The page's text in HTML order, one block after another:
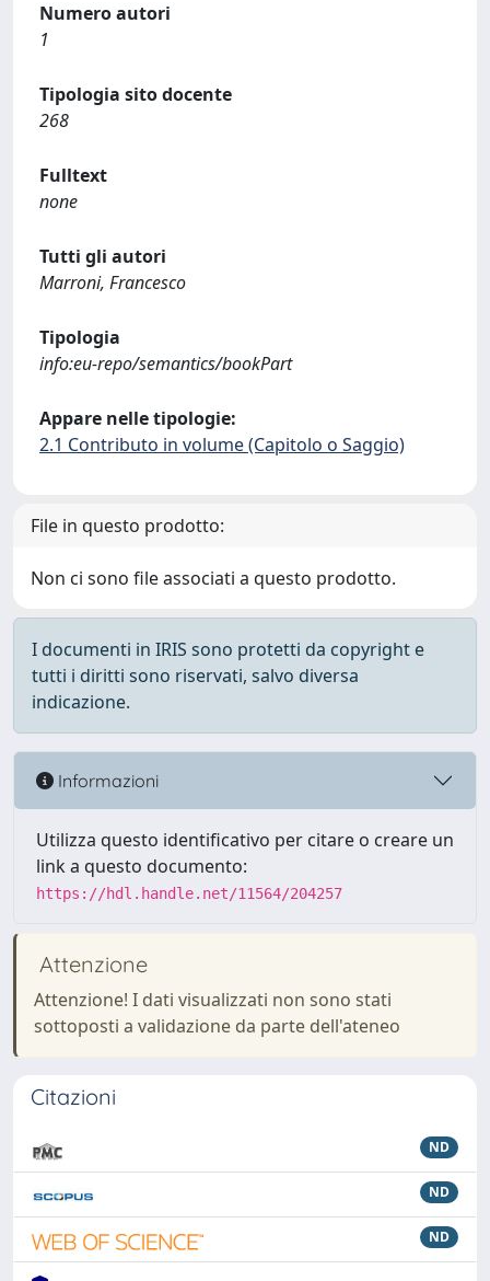
Numero autori
1
Tipologia sito docente
268
Fulltext
none
Tutti gli autori
Marroni, Francesco
Tipologia
info:eu-repo/semantics/bookPart
Appare nelle tipologie:
2.1 Contributo in volume (Capitolo o Saggio)
File in questo prodotto:
Non ci sono file associati a questo prodotto.
I documenti in IRIS sono protetti da copyright e
tutti i diritti sono riservati, salvo diversa
indicazione.
Informazioni
Utilizza questo identificativo per citare o creare un
link a questo documento:
https://hdl.handle.net/11564/204257
Attenzione
Attenzione! I dati visualizzati non sono stati
sottoposti a validazione da parte dell'ateneo
Citazioni
ND
ND
ND